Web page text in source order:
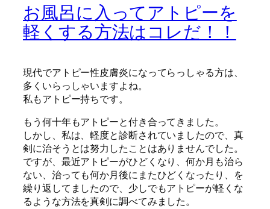
お風呂に入ってアトピーを
軽くする方法はコレだ！！
現代でアトピー性皮膚炎になってらっしゃる方は、
多くいらっしゃいますよね。
私もアトピー持ちです。
もう何十年もアトピーと付き合ってきました。
しかし、私は、軽度と診断されていましたので、真
剣に治そうとは努力したことはありませんでした。
ですが、最近アトピーがひどくなり、何か月も治ら
ない、治っても何か月後にまたひどくなったり、を
繰り返してましたので、少しでもアトピーが軽くな
るような方法を真剣に調べてみました。